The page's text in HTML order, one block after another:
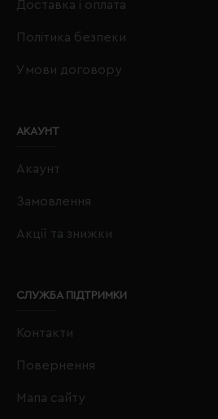
Доставка і оплата
Політика безпеки
Умови договору
АКАУНТ
Акаунт
Замовлення
Акції та знижки
СЛУЖБА ПІДТРИМКИ
Контакти
Повернення
Мапа сайту